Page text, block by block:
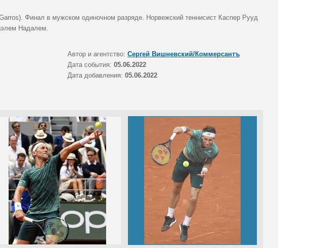
Финал в мужском одиночном разряде. Норвежский теннисист Каспер Рууд
Надалем.
Автор и агентство: Сергей Вишневский/Коммерсантъ
Дата события: 05.06.2022
Дата добавления: 05.06.2022